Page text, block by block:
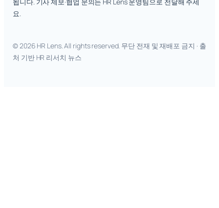
됩니다. 기사 제보·협업 문의는 HR Lens 운영팀으로 전달해 주세
요.
© 2026 HR Lens. All rights reserved. 무단 전재 및 재배포 금지 · 출
처 기반 HR 리서치 뉴스